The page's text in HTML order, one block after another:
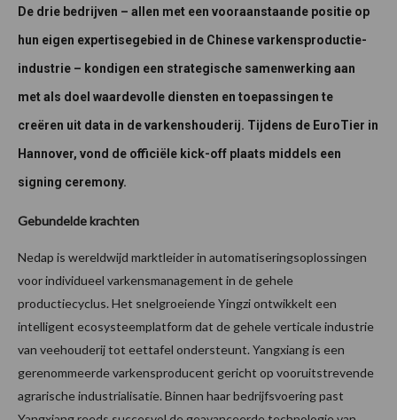
De drie bedrijven – allen met een vooraanstaande positie op
hun eigen expertisegebied in de Chinese varkensproductie-
industrie – kondigen een strategische samenwerking aan
met als doel waardevolle diensten en toepassingen te
creëren uit data in de varkenshouderij. Tijdens de EuroTier in
Hannover, vond de officiële kick-off plaats middels een
signing ceremony.
Gebundelde krachten
Nedap is wereldwijd marktleider in automatiseringsoplossingen
voor individueel varkensmanagement in de gehele
productiecyclus. Het snelgroeiende Yingzi ontwikkelt een
intelligent ecosysteemplatform dat de gehele verticale industrie
van veehouderij tot eettafel ondersteunt. Yangxiang is een
gerenommeerde varkensproducent gericht op vooruitstrevende
agrarische industrialisatie. Binnen haar bedrijfsvoering past